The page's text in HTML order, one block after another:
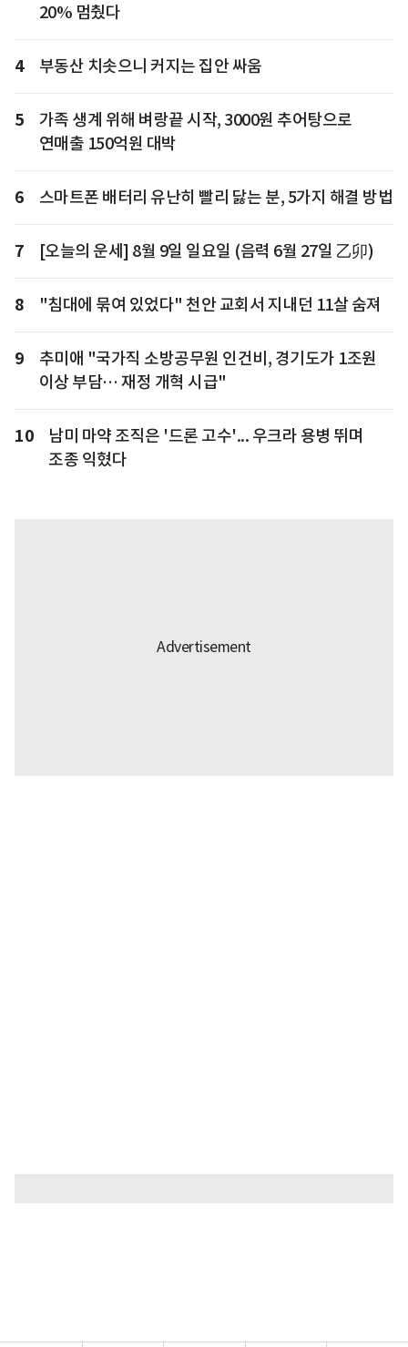
20% 멈췄다
4 부동산 치솟으니 커지는 집안 싸움
5
가족 생계 위해 벼랑끝 시작, 3000원 추어탕으로
연매출 150억원 대박
6 스마트폰 배터리 유난히 빨리 닳는 분, 5가지 해결 방법
7 [오늘의 운세] 8월 9일 일요일 (음력 6월 27일 乙卯)
8 "침대에 묶여 있었다" 천안 교회서 지내던 11살 숨져
9
추미애 "국가직 소방공무원 인건비, 경기도가 1조원
이상 부담… 재정 개혁 시급"
10
남미 마약 조직은 '드론 고수'... 우크라 용병 뛰며
조종 익혔다